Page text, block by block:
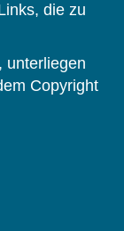
die zu
unterliegen
Copyright